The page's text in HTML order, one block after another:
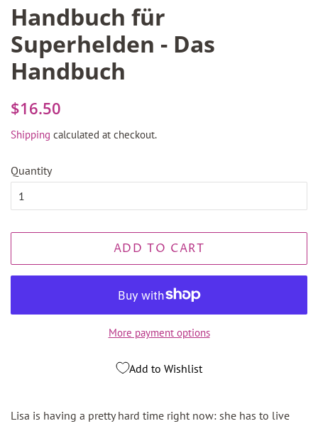
Handbuch für
Superhelden - Das
Handbuch
Regular
$16.50
Shipping calculated at checkout.
Quantity
ADD TO CART
More payment options
Add to Wishlist
Lisa is having a pretty hard time right now: she has to live